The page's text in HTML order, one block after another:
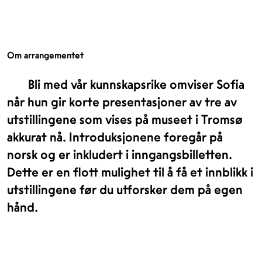
Om arrangementet
Bli med vår kunnskapsrike omviser Sofia
når hun gir korte presentasjoner av tre av
utstillingene som vises på museet i Tromsø
akkurat nå. Introduksjonene foregår på
norsk og er inkludert i inngangsbilletten.
Dette er en flott mulighet til å få et innblikk i
utstillingene før du utforsker dem på egen
hånd.